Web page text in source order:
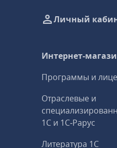
Личный
Интернет-
Программы и
Отраслевые и
1С и 1С‑Рарус
Литература 1С